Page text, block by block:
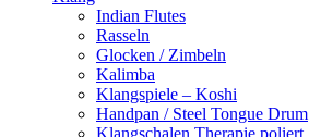
Indian Flutes
Rasseln
Glocken / Zimbeln
Kalimba
Klangspiele – Koshi
Handpan / Steel Tongue Drum
Klangschalen Therapie poliert